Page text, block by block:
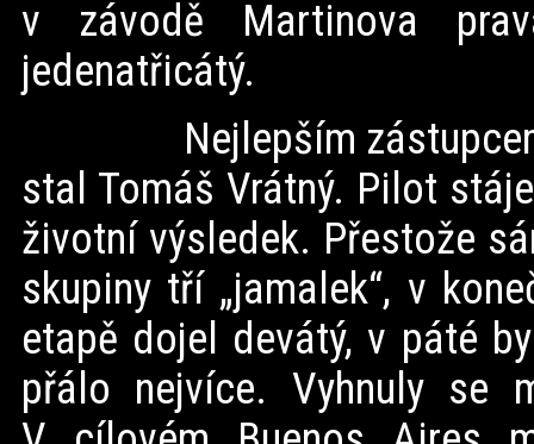
v závodě Martinova
jedenatřicátý.
Nejlepším zástupcem
stal Tomáš Vrátný. Pilot
životní výsledek. Přestože
skupiny tří „jamalek“, v
etapě dojel devátý, v páté
přálo nejvíce. Vyhnuly se